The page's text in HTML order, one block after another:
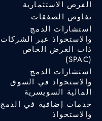
الفرص الاستثمارية
تفاوض الصفقات
استشارات الدمج
والاستحواذ عبر الشركات
ذات الغرض الخاص
(SPAC)
استشارات الدمج
والاستحواذ في السوق
المالية السويسرية
خدمات إضافية في الدمج
والاستحواذ